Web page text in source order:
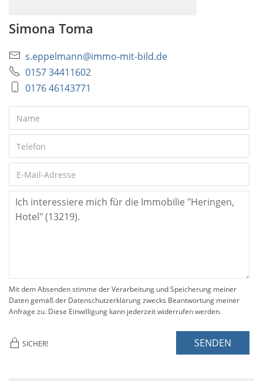
Simona Toma
s.eppelmann@immo-mit-bild.de
0157 34411602
0176 46143771
Mit dem Absenden stimme der Verarbeitung und Speicherung meiner
Daten gemäß der Datenschutzerklärung zwecks Beantwortung meiner
Anfrage zu. Diese Einwilligung kann jederzeit widerrufen werden.
SICHER! SENDEN